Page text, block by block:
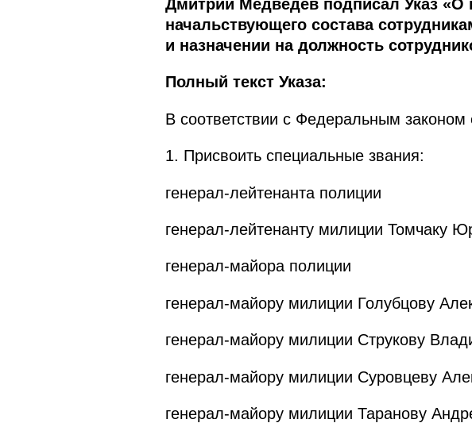
Дмитрий Медведев подписал Указ
начальствующего состава
и назначении на должность
Полный текст Указа:
В соответствии с Федеральным
1. Присвоить специальные звания:
генерал-лейтенанта полиции
генерал-лейтенанту милиции Томчаку
генерал-майора полиции
генерал-майору милиции Голубцову
генерал-майору милиции Струкову
генерал-майору милиции Суровцеву
генерал-майору милиции Таранову